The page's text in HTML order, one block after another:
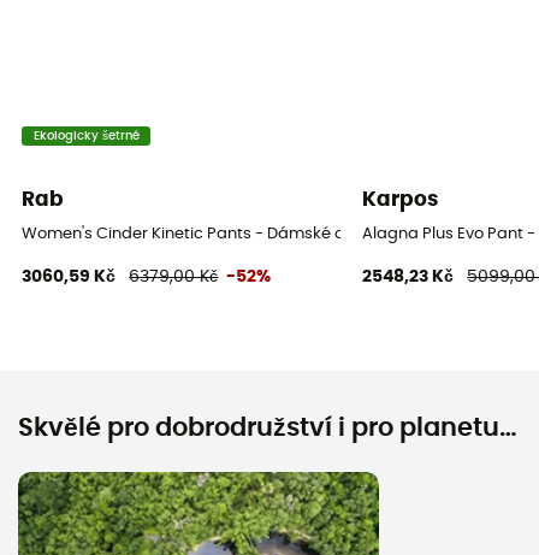
Ekologicky šetrné
Rab
Women's Cinder Kinetic Pants - Dámské cyklistické kalhoty
3060,59 Kč 6379,00 Kč -52%
Karpos
Alagna Plus Evo Pant
2548,23 Kč 5099,00
Skvělé pro dobrodružství i pro planetu…